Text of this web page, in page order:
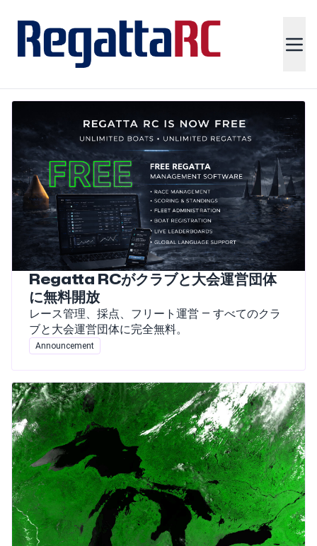
Regatta RCがクラブと大会運営団体
に無料開放
レース管理、採点、フリート運営 — すべてのクラ
ブと大会運営団体に完全無料。
Announcement